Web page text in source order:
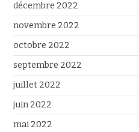
décembre 2022
novembre 2022
octobre 2022
septembre 2022
juillet 2022
juin 2022
mai 2022